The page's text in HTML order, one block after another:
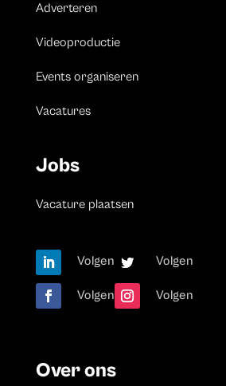
Adverteren
Videoproductie
Events organiseren
Vacatures
Jobs
Vacature plaatsen
Volgen Volgen
Volgen Volgen
Over ons